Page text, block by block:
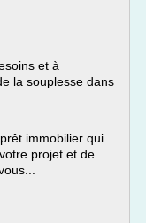
et à
la souplesse dans
immobilier qui
projet et de